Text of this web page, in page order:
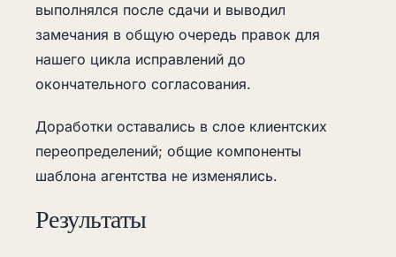
выполнялся после сдачи и выводил
замечания в общую очередь правок для
нашего цикла исправлений до
окончательного согласования.
Доработки оставались в слое клиентских
переопределений; общие компоненты
шаблона агентства не изменялись.
Результаты